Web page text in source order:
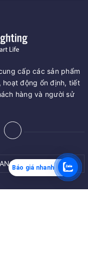
cấp các sản phẩm
hoạt động ổn định, tiết
hàng và người sử
Báo giá nhanh